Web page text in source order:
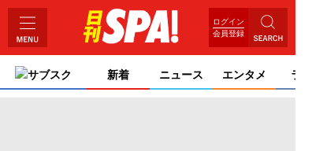
ログイン
会員登録
サブスク 新着 ニュース エンタメ ライ